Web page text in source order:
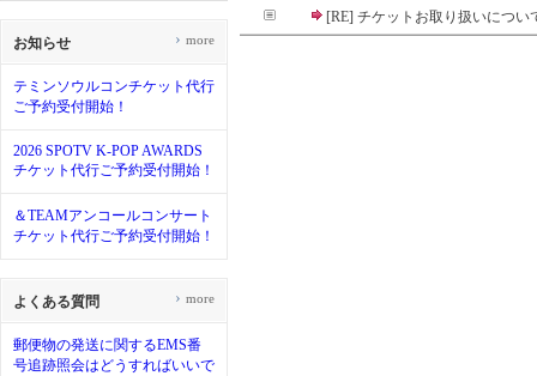
お知らせ
テミンソウルコンチケット代行
ご予約受付開始！
2026 SPOTV K-POP AWARDS
チケット代行ご予約受付開始！
＆TEAMアンコールコンサート
チケット代行ご予約受付開始！
› more
よくある質問
郵便物の発送に関するEMS番
号追跡照会はどうすればいいで
› more
[RE] チケットお取り扱いについ